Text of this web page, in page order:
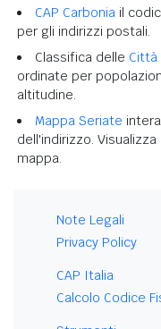
CAP Carbonia il
per gli indirizzi postali.
Classifica delle Città
ordinate per
altitudine.
Mappa Seriate
dell'indirizzo.
mappa.
Note Legali
Privacy Policy
CAP Italia
Calcolo Codice